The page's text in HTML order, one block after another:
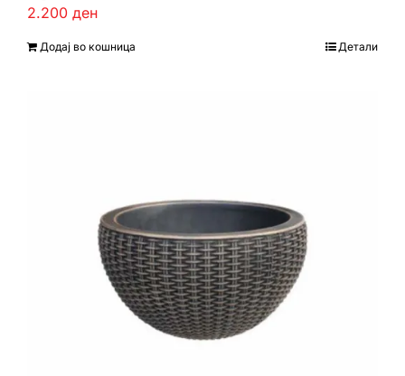
2.200 ден
Додај во кошница Детали